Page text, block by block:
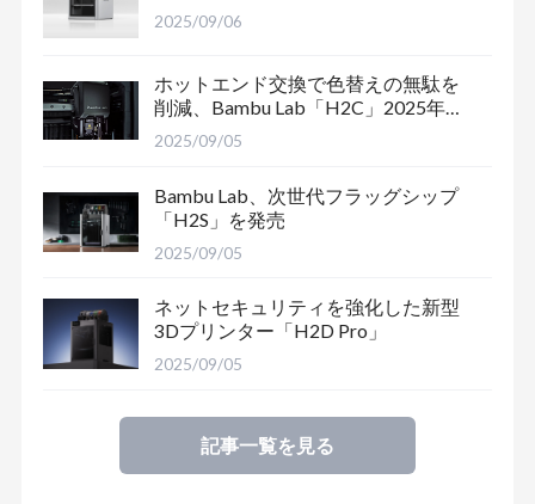
2025/09/06
ホットエンド交換で色替えの無駄を
削減、Bambu Lab「H2C」2025年末
出荷予定
2025/09/05
Bambu Lab、次世代フラッグシップ
「H2S」を発売
2025/09/05
ネットセキュリティを強化した新型
3Dプリンター「H2D Pro」
2025/09/05
記事一覧を見る